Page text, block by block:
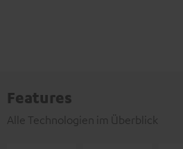
Features
Alle Technologien im Überblick